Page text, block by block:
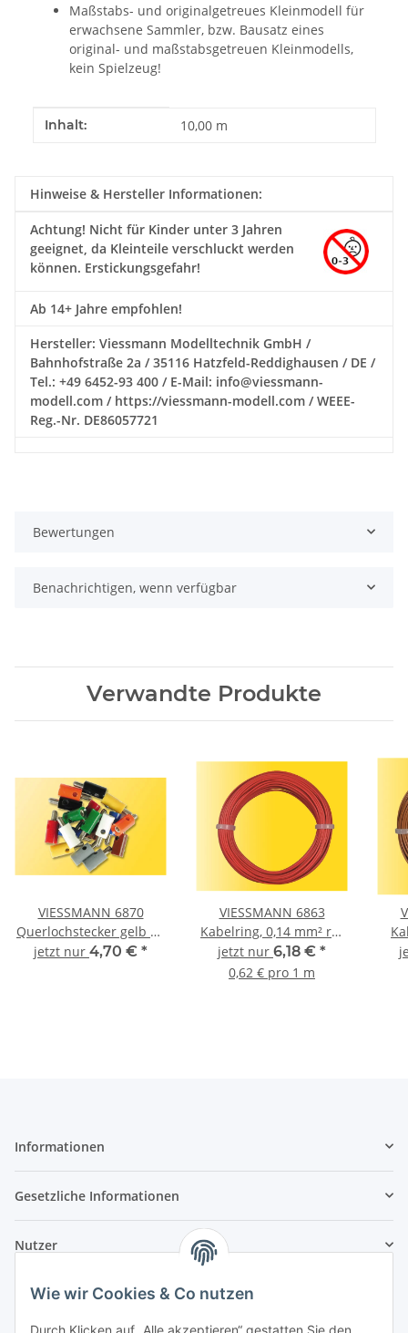
Wie wir Cookies & Co nutzen
Maßstabs- und originalgetreues Kleinmodell für
erwachsene Sammler, bzw. Bausatz eines
original- und maßstabsgetreuen Kleinmodells,
kein Spielzeug!
Produkteigenschaft
Wert
Inhalt: 10,00 m
Hinweise & Hersteller Informationen:
Achtung! Nicht für Kinder unter 3 Jahren
geeignet, da Kleinteile verschluckt werden
können. Erstickungsgefahr!
Ab 14+ Jahre empfohlen!
Hersteller: Viessmann Modelltechnik GmbH /
Bahnhofstraße 2a / 35116 Hatzfeld-Reddighausen / DE /
Tel.: +49 6452-93 400 / E-Mail: info@viessmann-
modell.com / https://viessmann-modell.com / WEEE-
Reg.-Nr. DE86057721
Bewertungen
Benachrichtigen, wenn verfügbar
Verwandte Produkte
VIESSMANN 6870
Querlochstecker gelb 10
Stück
jetzt nur 4,70 € *
VIESSMANN 6863
Kabelring, 0,14 mm² rot
10 m
jetzt nur 6,18 € *
0,62 € pro 1 m
Informationen
Gesetzliche Informationen
Nutzer